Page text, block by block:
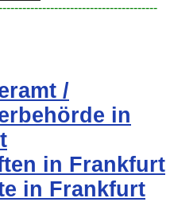
/
in
in Frankfurt
in Frankfurt